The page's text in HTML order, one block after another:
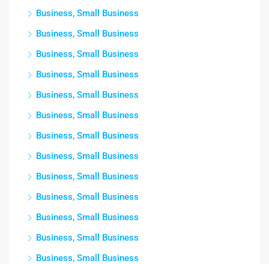
Business, Small Business
Business, Small Business
Business, Small Business
Business, Small Business
Business, Small Business
Business, Small Business
Business, Small Business
Business, Small Business
Business, Small Business
Business, Small Business
Business, Small Business
Business, Small Business
Business, Small Business